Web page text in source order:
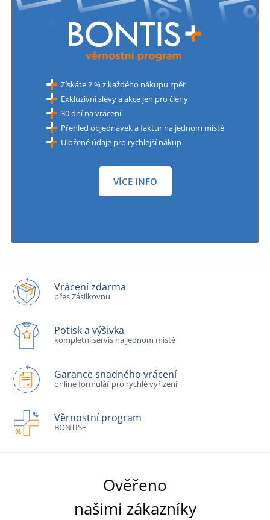
Získáte 2 % z každého nákupu zpět
Exkluzivní slevy a akce jen pro členy
30 dní na vrácení
Přehled objednávek a faktur na jednom místě
Uložené údaje pro rychlejší nákup
VÍCE INFO
Vrácení zdarma
přes Zásilkovnu
Potisk a výšivka
kompletní servis na jednom místě
Garance snadného vrácení
online formulář pro rychlé vyřízení
Věrnostní program
BONTIS+
Ověřeno
našimi zákazníky